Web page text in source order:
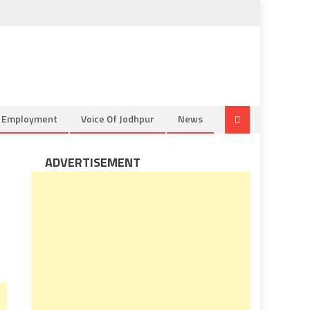
Voice Of Jodhpur News
ADVERTISEMENT